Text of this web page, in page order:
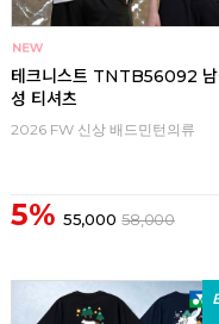
테크니스트 TNTB56092 남
성 티셔츠
2026 FW 신상 배드민턴의류
5% 55,000 58,000